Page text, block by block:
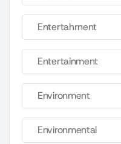
Entertahrnent
Entertainment
Environment
Environmental